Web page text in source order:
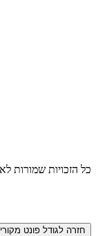
חזרה לגודל פונט מקורי